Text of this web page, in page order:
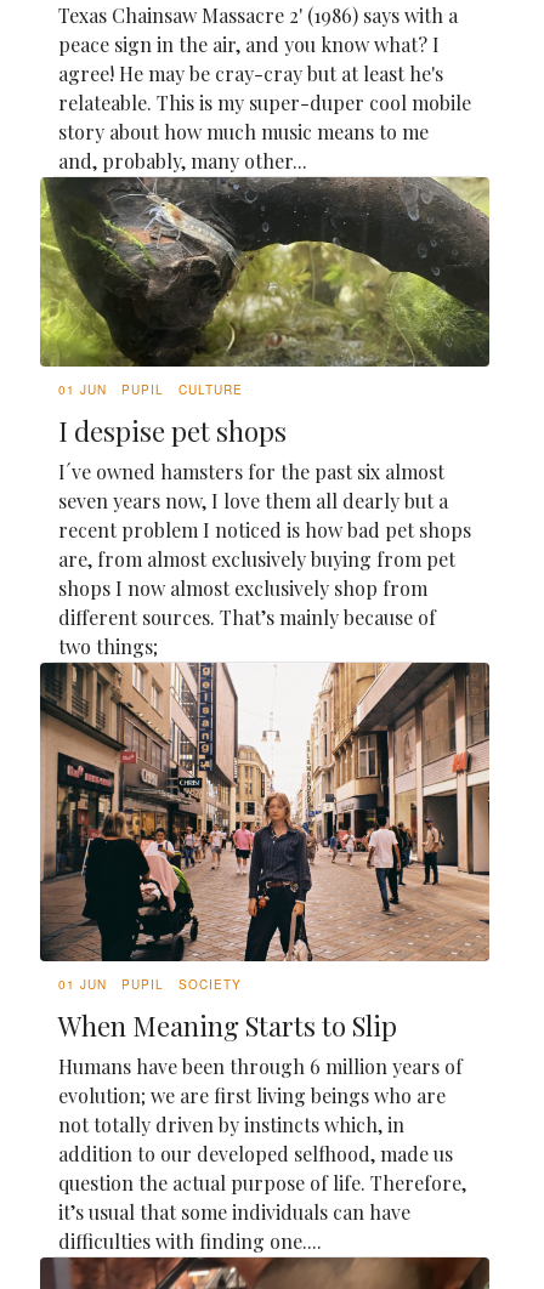
Texas Chainsaw Massacre 2' (1986) says with a
peace sign in the air, and you know what? I
agree! He may be cray-cray but at least he's
relateable. This is my super-duper cool mobile
story about how much music means to me
and, probably, many other...
01 JUN PUPIL CULTURE
I despise pet shops
I´ve owned hamsters for the past six almost
seven years now, I love them all dearly but a
recent problem I noticed is how bad pet shops
are, from almost exclusively buying from pet
shops I now almost exclusively shop from
different sources. That’s mainly because of
two things;
01 JUN PUPIL SOCIETY
When Meaning Starts to Slip
Humans have been through 6 million years of
evolution; we are first living beings who are
not totally driven by instincts which, in
addition to our developed selfhood, made us
question the actual purpose of life. Therefore,
it’s usual that some individuals can have
difficulties with finding one....